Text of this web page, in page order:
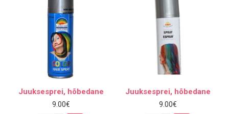
Juuksesprei, hõbedane
9.00€
Juuksesprei, hõbedane
9.00€